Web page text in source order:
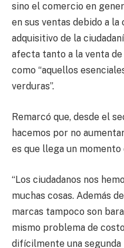
sino el comercio en
en sus ventas debido a
adquisitivo de la
afecta tanto a la venta
como “aquellos
verduras”.
Remarcó que, desde el
hacemos por no
es que llega un momento
“Los ciudadanos nos
muchas cosas. Además
marcas tampoco son
mismo problema de
difícilmente una segunda